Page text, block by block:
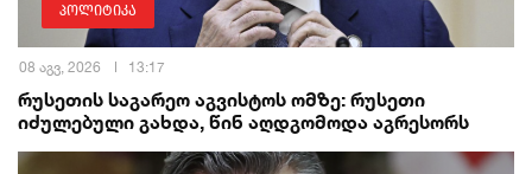
პოლიტიკა
08 აგვ, 2026 13:17
რუსეთის საგარეო აგვისტოს ომზე: რუსეთი
იძულებული გახდა, წინ აღდგომოდა აგრესორს